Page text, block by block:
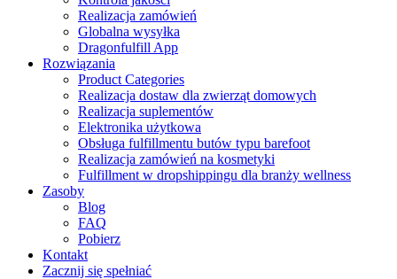
Realizacja zamówień
Globalna wysyłka
Dragonfulfill App
Rozwiązania
Product Categories
Realizacja dostaw dla zwierząt domowych
Realizacja suplementów
Elektronika użytkowa
Obsługa fulfillmentu butów typu barefoot
Realizacja zamówień na kosmetyki
Fulfillment w dropshippingu dla branży wellness
Zasoby
Blog
FAQ
Pobierz
Kontakt
Zacznij się spełniać